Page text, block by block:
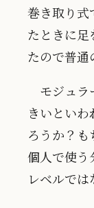
巻き取り式
たときに足
たので普通
モジュラ
きいとい
ろうか？も
個人で使う
レベルでは